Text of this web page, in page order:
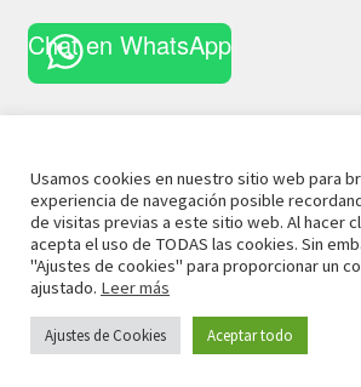
Cerrado temporalmente por
Descartar
Chat en WhatsApp
© 2021 La Casa CuriosaAviso Legal
Condiciones
Política de Privacidad
Usamos cookies en nuestro sitio web para
experiencia de navegación posible
de visitas previas a este sitio web. Al hacer
acepta el uso de TODAS las cookies. Sin
"Ajustes de cookies" para proporcionar un
ajustado. Leer más
Ajustes de Cookies Aceptar todo